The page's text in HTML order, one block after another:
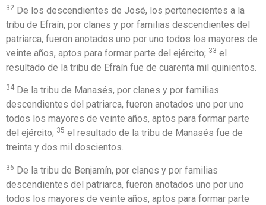
32 De los descendientes de José, los pertenecientes a la
tribu de Efraín, por clanes y por familias descendientes del
patriarca, fueron anotados uno por uno todos los mayores de
veinte años, aptos para formar parte del ejército; 33 el
resultado de la tribu de Efraín fue de cuarenta mil quinientos.
34 De la tribu de Manasés, por clanes y por familias
descendientes del patriarca, fueron anotados uno por uno
todos los mayores de veinte años, aptos para formar parte
del ejército; 35 el resultado de la tribu de Manasés fue de
treinta y dos mil doscientos.
36 De la tribu de Benjamín, por clanes y por familias
descendientes del patriarca, fueron anotados uno por uno
todos los mayores de veinte años, aptos para formar parte